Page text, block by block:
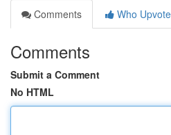
Comments
Who
Comments
Submit a Comment
No HTML